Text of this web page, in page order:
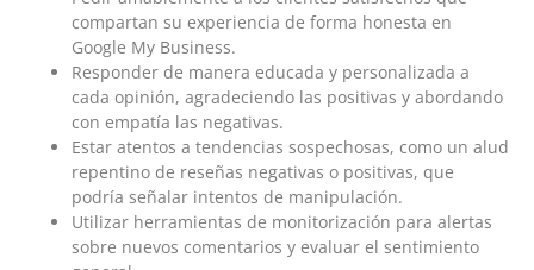
compartan su experiencia de forma honesta en
Google My Business.
Responder de manera educada y personalizada a
cada opinión, agradeciendo las positivas y abordando
con empatía las negativas.
Estar atentos a tendencias sospechosas, como un alud
repentino de reseñas negativas o positivas, que
podría señalar intentos de manipulación.
Utilizar herramientas de monitorización para alertas
sobre nuevos comentarios y evaluar el sentimiento